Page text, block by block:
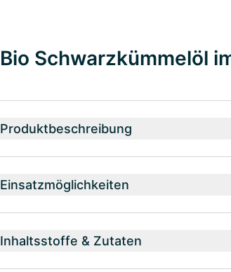
Bio Schwarzkümmelöl
Produktbeschreibung
Einsatzmöglichkeiten
Inhaltsstoffe & Zutaten